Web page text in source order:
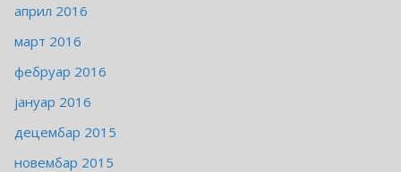
април 2016
март 2016
фебруар 2016
јануар 2016
децембар 2015
новембар 2015